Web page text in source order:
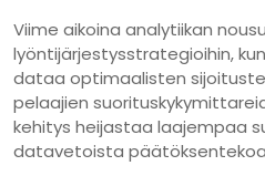
Viime aikoina analytiikan
lyöntijärjestysstrategioihin,
dataa optimaalisten
pelaajien
kehitys heijastaa laajempaa
datavetoista päätöksentekoa